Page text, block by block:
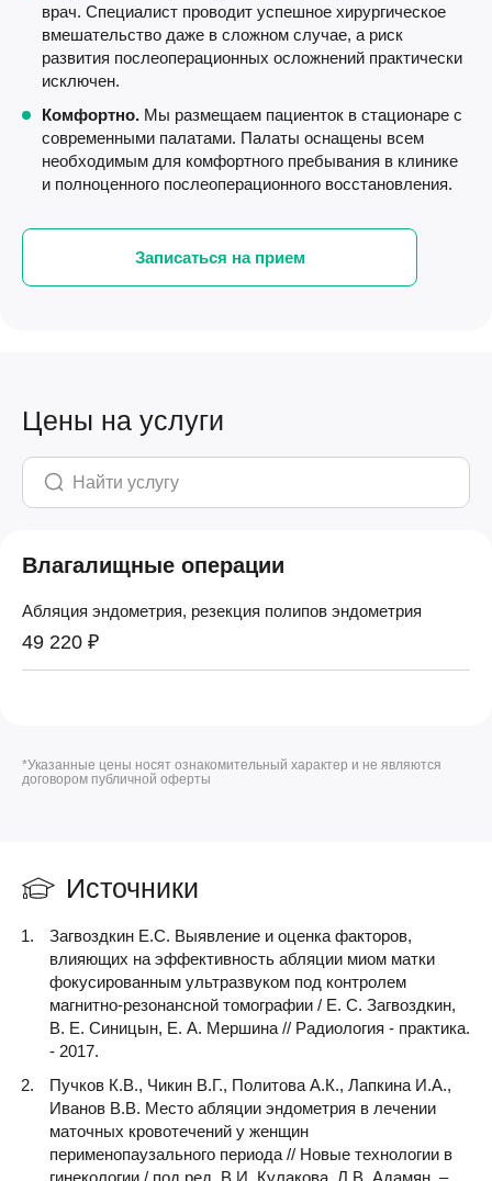
врач. Специалист проводит успешное хирургическое
вмешательство даже в сложном случае, а риск
развития послеоперационных осложнений практически
исключен.
Комфортно. Мы размещаем пациенток в стационаре с
современными палатами. Палаты оснащены всем
необходимым для комфортного пребывания в клинике
и полноценного послеоперационного восстановления.
Записаться на прием
Цены на услуги
Влагалищные операции
Абляция эндометрия, резекция полипов эндометрия
49 220 ₽
*Указанные цены носят ознакомительный характер и не являются
договором публичной оферты
Источники
Загвоздкин Е.С. Выявление и оценка факторов,
влияющих на эффективность абляции миом матки
фокусированным ультразвуком под контролем
магнитно-резонансной томографии / Е. С. Загвоздкин,
В. Е. Синицын, Е. А. Мершина // Радиология - практика.
- 2017.
Пучков К.В., Чикин В.Г., Политова А.К., Лапкина И.А.,
Иванов В.В. Место абляции эндометрия в лечении
маточных кровотечений у женщин
перименопаузального периода // Новые технологии в